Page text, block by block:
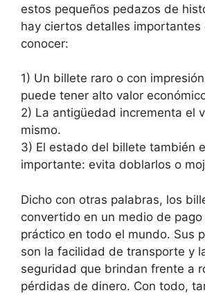
estos pequeños pedazos de
hay ciertos detalles importantes
conocer:
1) Un billete raro o con
puede tener alto valor
2) La antigüedad incrementa el
mismo.
3) El estado del billete también
importante: evita doblarlos o
Dicho con otras palabras, los
convertido en un medio de pago
práctico en todo el mundo. Sus
son la facilidad de transporte y
seguridad que brindan frente a
pérdidas de dinero. Con todo,